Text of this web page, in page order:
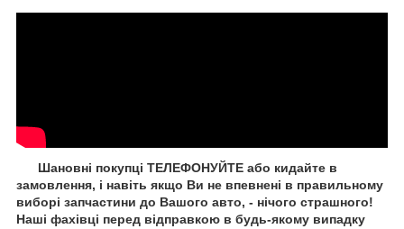
Шановні покупці ТЕЛЕФОНУЙТЕ або кидайте в
замовлення, і навіть якщо Ви не впевнені в правильному
виборі запчастини до Вашого авто, - нічого страшного!
Наші фахівці перед відправкою в будь-якому випадку